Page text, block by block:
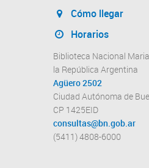
Cómo llegar
Horarios
Biblioteca Nacional
la República Argentina
Agüero 2502
Ciudad Autónoma de
CP 1425EID
consultas@bn.gob.ar
(5411) 4808-6000